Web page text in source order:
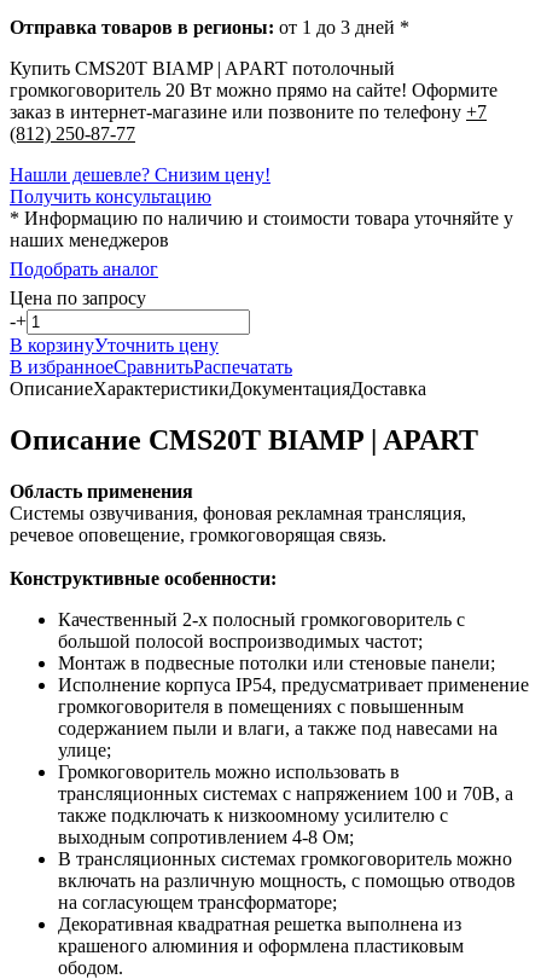
Отправка товаров в регионы: от 1 до 3 дней *
Купить CMS20T BIAMP | APART потолочный
громкоговоритель 20 Вт можно прямо на сайте! Оформите
заказ в интернет-магазине или позвоните по телефону +7
(812) 250-87-77
Нашли дешевле? Снизим цену!
Получить консультацию
* Информацию по наличию и стоимости товара уточняйте у
наших менеджеров
Подобрать аналог
Цена по запросу
-+
В корзинуУточнить цену
В избранноеСравнитьРаспечатать
ОписаниеХарактеристикиДокументацияДоставка
Описание CMS20T BIAMP | APART
Область применения
Системы озвучивания, фоновая рекламная трансляция,
речевое оповещение, громкоговорящая связь.
Конструктивные особенности:
Качественный 2-х полосный громкоговоритель с
большой полосой воспроизводимых частот;
Монтаж в подвесные потолки или стеновые панели;
Исполнение корпуса IP54, предусматривает применение
громкоговорителя в помещениях с повышенным
содержанием пыли и влаги, а также под навесами на
улице;
Громкоговоритель можно использовать в
трансляционных системах с напряжением 100 и 70В, а
также подключать к низкоомному усилителю с
выходным сопротивлением 4-8 Ом;
В трансляционных системах громкоговоритель можно
включать на различную мощность, с помощью отводов
на согласующем трансформаторе;
Декоративная квадратная решетка выполнена из
крашеного алюминия и оформлена пластиковым
ободом.